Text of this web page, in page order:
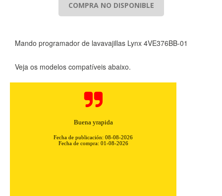
COMPRA NO DISPONIBLE
Mando programador de lavavajillas Lynx 4VE376BB-01
Veja os modelos compatíveis abaixo.
Buena yrapida
Fecha de publicación: 08-08-2026
Fecha de compra: 01-08-2026